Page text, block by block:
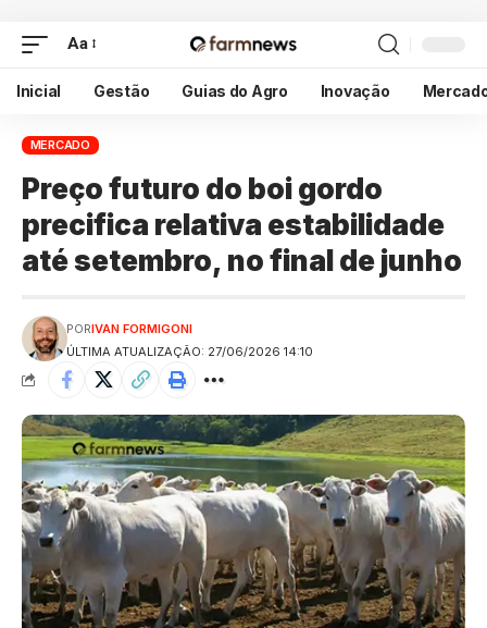
Aa
Inicial Gestão Guias do Agro Inovação
MERCADO
Preço futuro do boi gordo
precifica relativa estabilidade
até setembro, no final de junho
ÚLTIMA ATUALIZAÇÃO: 27/06/2026 14:10
PORIVAN FORMIGONI